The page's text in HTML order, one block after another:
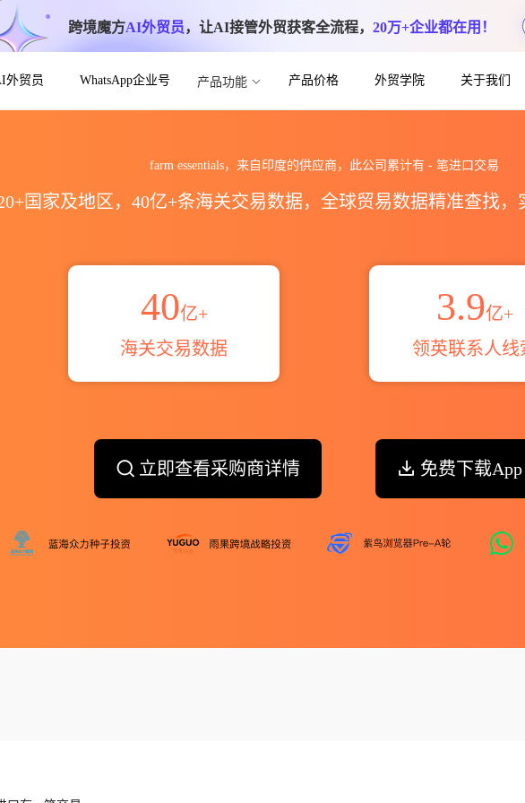
跨境魔方AI外贸员，让AI接管外贸获客全流程， 20万+企业都在用！
外贸员 WhatsApp企业号 产品功能 产品价格 外贸学院 关于我们
farm essentials，来自印度的供应商，此公司累计有 - 笔进口交易
国家及地区，40亿+条海关交易数据，全球贸易数据精准查找
40亿+
海关交易数据
3.9亿+
领英联系人线
立即查看采购商详情 免费下载App